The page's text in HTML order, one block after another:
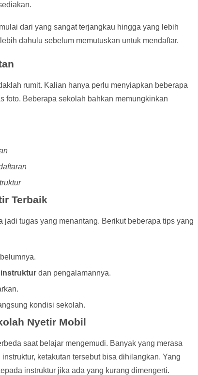
dari yang sangat terjangkau hingga yang lebih
dahulu sebelum memutuskan untuk mendaftar.
rumit. Kalian hanya perlu menyiapkan beberapa
foto. Beberapa sekolah bahkan memungkinkan
Terbaik
jadi tugas yang menantang. Berikut beberapa tips yang
instruktur dan pengalamannya.
kondisi sekolah.
Nyetir Mobil
saat belajar mengemudi. Banyak yang merasa
ketakutan tersebut bisa dihilangkan. Yang
instruktur jika ada yang kurang dimengerti.